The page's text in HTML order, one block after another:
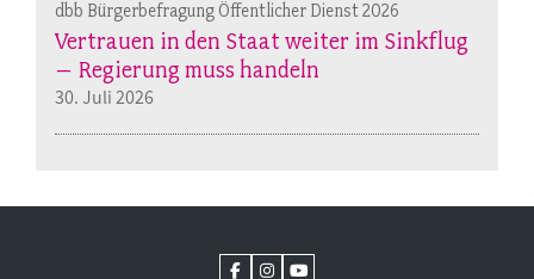
dbb Bürgerbefragung Öffentlicher Dienst 2026
Vertrauen in den Staat weiter im Sinkflug
– Regierung muss handeln
30. Juli 2026